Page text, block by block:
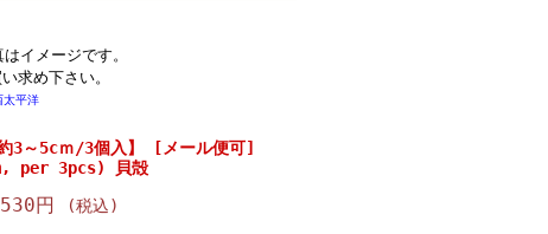
イメージです。
求め下さい。
平洋
3～5cｍ/3個入】 [メール便可]
per 3pcs) 貝殻
円 (税込)